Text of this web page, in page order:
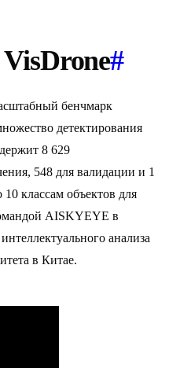
#
бенчмарк
детектирования
8 629
548 для валидации и 1
классам объектов для
AISKYEYE в
анализа
в Китае.